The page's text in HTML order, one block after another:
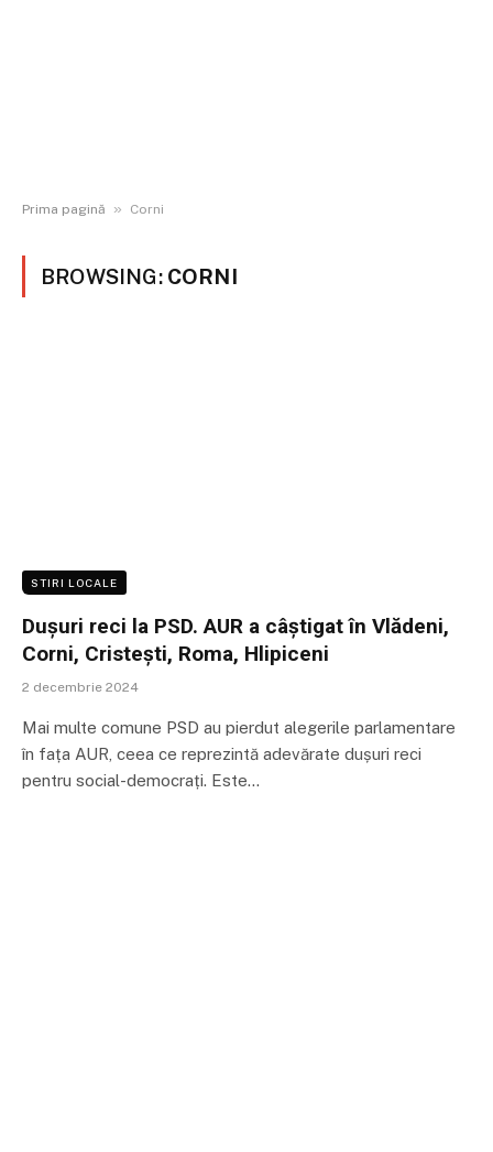
Prima pagină » Corni
BROWSING: CORNI
STIRI LOCALE
Dușuri reci la PSD. AUR a câștigat în Vlădeni,
Corni, Cristești, Roma, Hlipiceni
2 decembrie 2024
Mai multe comune PSD au pierdut alegerile parlamentare
în fața AUR, ceea ce reprezintă adevărate dușuri reci
pentru social-democrați. Este…